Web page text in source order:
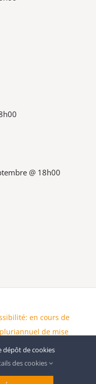
@ 18h00
en cours de
de mise
réservés
dépôt de cookies
des cookies